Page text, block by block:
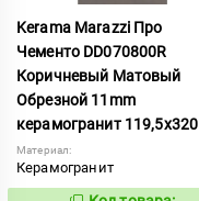
Kerama Marazzi Про
Чементо DD070800R
Коричневый Матовый
Обрезной 11mm
керамогранит 119,5x320
Материал:
Керамогранит